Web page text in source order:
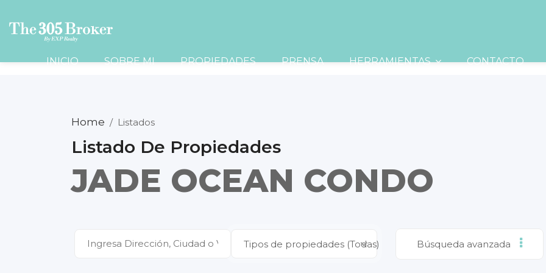
INICIO SOBRE MI PROPIEDADES PRENSA HERRAMIENTAS CONTACTO
Home / Listados
Listado De Propiedades
JADE OCEAN CONDO
Tipos de propiedades (Todas) Búsqueda avanzada